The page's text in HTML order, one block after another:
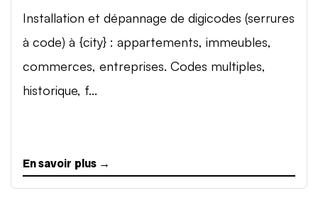
Installation et dépannage de digicodes (serrures
à code) à {city} : appartements, immeubles,
commerces, entreprises. Codes multiples,
historique, f...
En savoir plus →